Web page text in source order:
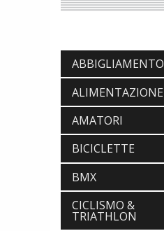
ABBIGLIAMENTO
ALIMENTAZIONE
AMATORI
BICICLETTE
BMX
CICLISMO &
TRIATHLON